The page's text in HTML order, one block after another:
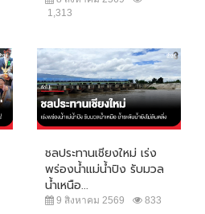
1,313
ชลประทานเชียงใหม่ เร่ง
พร่องน้ำแม่น้ำปิง รับมวล
น้ำเหนือ...
9 สิงหาคม 2569 833